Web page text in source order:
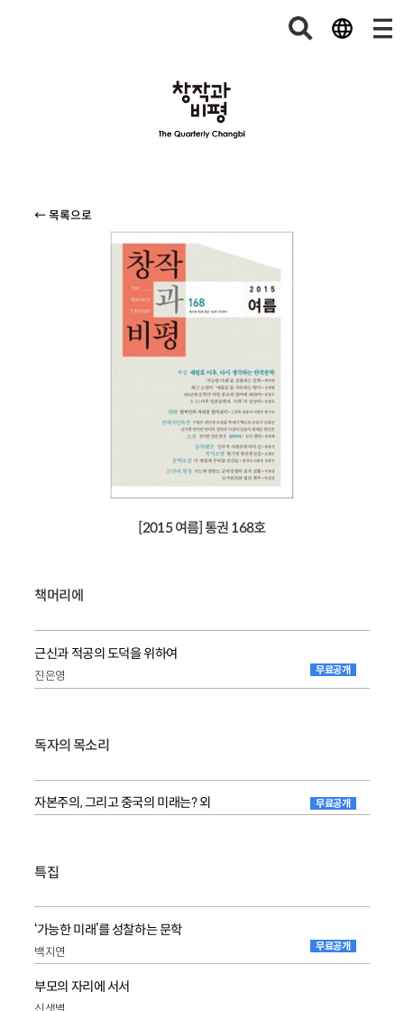
← 목록으로
[2015 여름] 통권 168호
책머리에
근신과 적공의 도덕을 위하여
진은영 무료공개
독자의 목소리
자본주의, 그리고 중국의 미래는? 외 무료공개
특집
‘가능한 미래’를 성찰하는 문학
백지연 무료공개
부모의 자리에 서서